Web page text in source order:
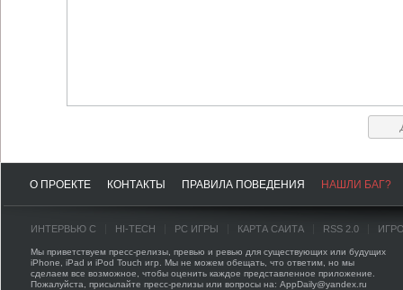
О ПРОЕКТЕ КОНТАКТЫ ПРАВИЛА ПОВЕДЕНИЯ НАШЛИ БАГ?
ИНТЕРВЬЮ С HI-TECH PC ИГРЫ КАРТА САЙТА RSS 2.0
Мы приветствуем пресс-релизы, превью и ревью для существующих или будущих
iPhone, iPad и iPod Touch игр. Мы не можем обещать, что ответим, но мы
сделаем все возможное, чтобы оценить каждое представленное приложение.
Пожалуйста, присылайте пресс-релизы или вопросы на: AppDaily@yandex.ru